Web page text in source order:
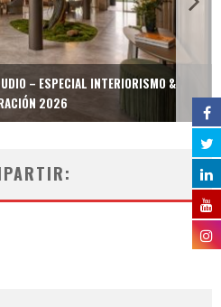
– ESPECIAL INTERIORISMO &
2026